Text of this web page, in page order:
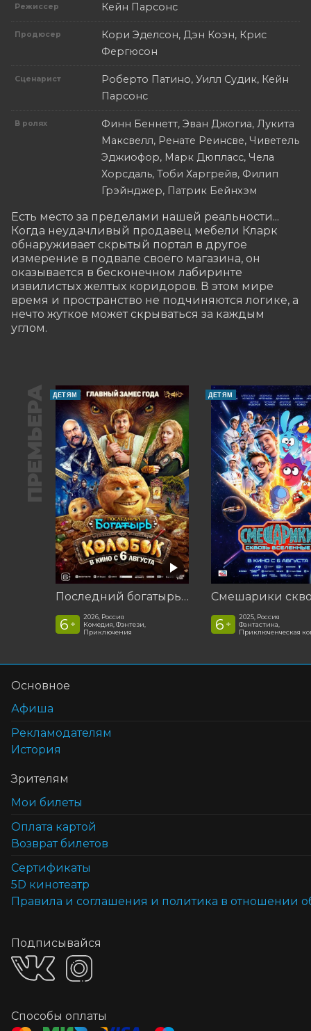
Режиссер Кейн Парсонс
Продюсер
Кори Эделсон, Дэн Коэн, Крис
Фергюсон
Сценарист
Роберто Патино, Уилл Судик, Кейн
Парсонс
В ролях
Финн Беннетт, Эван Джогиа, Лукита
Максвелл, Ренате Реинсве, Чиветель
Эджиофор, Марк Дюпласс, Чела
Хорсдаль, Тоби Харгрейв, Филип
Грэйнджер, Патрик Бейнхэм
Есть место за пределами нашей реальности...
Когда неудачливый продавец мебели Кларк
обнаруживает скрытый портал в другое
измерение в подвале своего магазина, он
оказывается в бесконечном лабиринте
извилистых желтых коридоров. В этом мире
время и пространство не подчиняются логике, а
нечто жуткое может скрываться за каждым
углом.
ПРЕМЬЕРА ДЕТЯМ
Последний богатырь. Колобок
6 +
2026, Россия
Комедия, Фэнтези,
Приключения
ДЕТЯМ
6 +
2025, Россия
Фантастика,
Приключенческая
Основное
Афиша
Рекламодателям
История
Зрителям
Мои билеты
Оплата картой
Возврат билетов
Cертификаты
5D кинотеатр
Правила и соглашения и политика в отношении
Подписывайся
Способы оплаты